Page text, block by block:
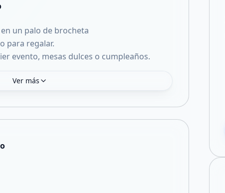
un palo de brocheta
para regalar.
evento, mesas dulces o cumpleaños.
Ver más